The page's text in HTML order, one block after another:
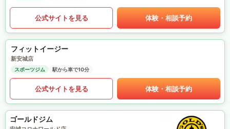
公式サイトを見る 体験・相談予約
フィットイージー
新安城店
スポーツジム 駅から車で10分
公式サイトを見る 体験・相談予約
ゴールドジム